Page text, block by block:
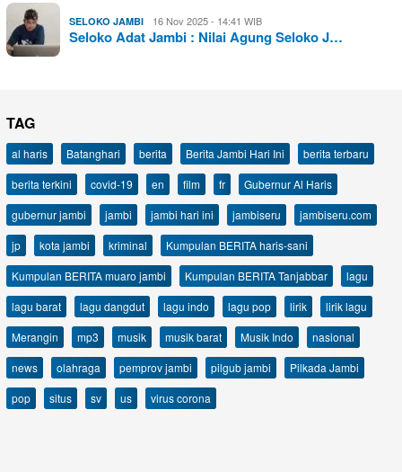
SELOKO JAMBI 16 Nov 2025 - 14:41 WIB
Seloko Adat Jambi : Nilai Agung Seloko J…
TAG
al haris Batanghari berita Berita Jambi Hari Ini
berita terbaru
berita terkini
covid-19 en film fr
Gubernur Al Haris
gubernur jambi
jambi jambi hari ini jambiseru
jambiseru.com
jp
kota jambi kriminal
Kumpulan BERITA haris-sani
Kumpulan BERITA muaro jambi
Kumpulan BERITA Tanjabbar
lagu
lagu barat
lagu dangdut lagu indo lagu pop lirik
lirik lagu
Merangin
mp3 musik musik barat Musik Indo
nasional
news
olahraga pemprov jambi pilgub jambi
Pilkada Jambi
pop
situs sv us virus corona